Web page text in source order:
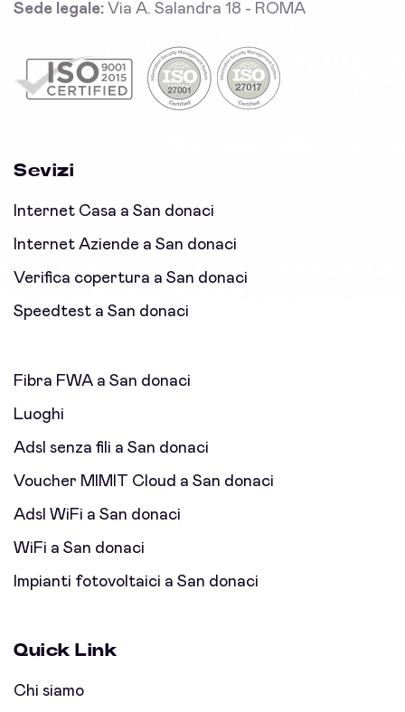
Sede legale: Via A. Salandra 18 - ROMA
Sevizi
Internet Casa a San donaci
Internet Aziende a San donaci
Verifica copertura a San donaci
Speedtest a San donaci
Fibra FWA a San donaci
Luoghi
Adsl senza fili a San donaci
Voucher MIMIT Cloud a San donaci
Adsl WiFi a San donaci
WiFi a San donaci
Impianti fotovoltaici a San donaci
Quick Link
Chi siamo